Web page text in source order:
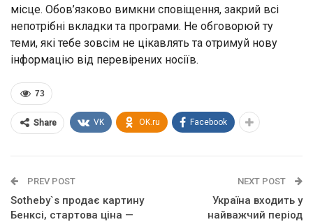
місце. Обов’язково вимкни сповіщення, закрий всі
непотрібні вкладки та програми. Не обговорюй ту
теми, які тебе зовсім не цікавлять та отримуй нову
інформацію від перевірених носіїв.
73
Share VK OK.ru Facebook
PREV POST
Sotheby`s продає картину
Бенксі, стартова ціна —
NEXT POST
Україна входить у
найважчий період